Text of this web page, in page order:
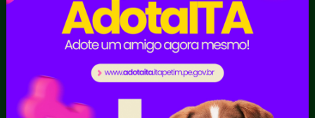
Padroeiro do Município
Perguntas Frequentes
Resultado de Exames
SEI
Serviços Digitais